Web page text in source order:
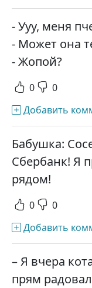
- Ууу, меня
- Может она
- Жопой?
0 0
Добавить
Бабушка:
Сбербанк! Я
рядом!
0 0
Добавить
– Я вчера
прям